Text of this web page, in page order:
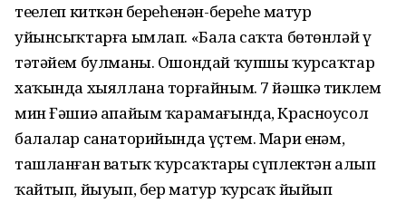
теҙелеп киткән береһенән-береһе матур
уйынсыҡтарға ымлап. «Бала саҡта бөтөнләй үҙ
тәтәйем булманы. Ошондай ҡупшы ҡурсаҡтар
хаҡында хыяллана торғайным. 7 йәшкә тиклем
мин Ғәшиә апайым ҡарамағында, Красноусол
балалар санаторийында үҫтем. Мари еҙнәм,
ташланған ватыҡ ҡурсаҡтарҙы сүплектән алып
ҡайтып, йыуып, бер матур ҡурсаҡ йыйып